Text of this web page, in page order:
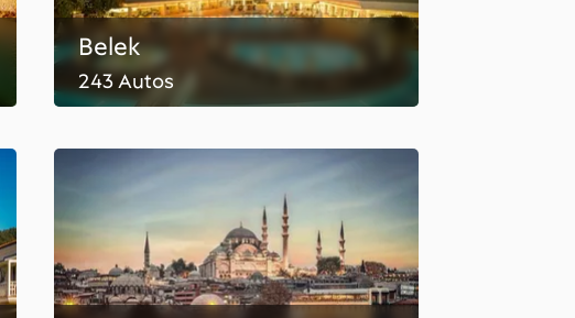
Belek
243 Autos